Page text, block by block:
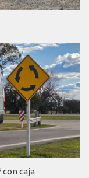
con caja